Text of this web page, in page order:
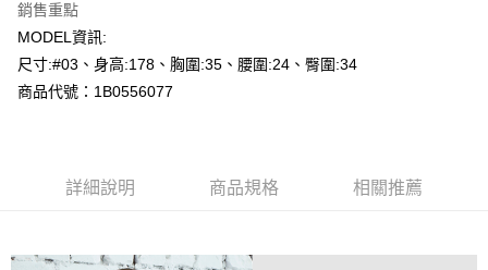
全盈+PAY
AFTEE先享後付
相關說明
１．簡單：不需註冊會員、不需綁卡、不需儲值。
２．便利：只要手機號碼，簡訊認證，即可結帳。
【「AFTEE先享後付」結帳流程】
全家--滿2000元免運
付款後全家取貨---滿2000元免運
銷售重點
MODEL資訊:
尺寸:#03、身高:178、胸圍:35、腰圍:24、臀圍:34
商品代號：1B0556077
詳細說明 商品規格 相關推薦